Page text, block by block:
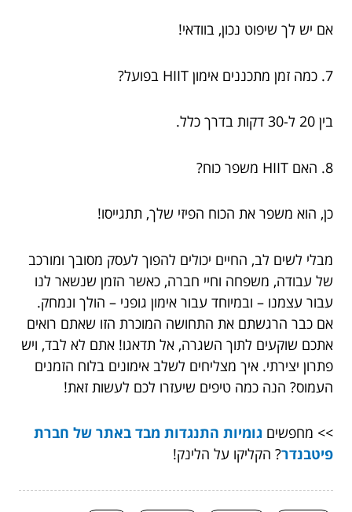
אם יש לך שיפוט נכון, בוודאי!
7. כמה זמן מתכננים אימון HIIT בפועל?
בין 20 ל-30 דקות בדרך כלל.
8. האם HIIT משפר כוח?
כן, הוא משפר את הכוח הפיזי שלך, תתגייסו!
מבלי לשים לב, החיים יכולים להפוך לעסק מסובך ומורכב
של עבודה, משפחה וחיי חברה, כאשר הזמן שנשאר לנו
עבור עצמנו – ובמיוחד עבור אימון גופני – הולך ונמחק.
אם כבר הרגשתם את התחושה המוכרת הזו שאתם רואים
אתכם שוקעים לתוך השגרה, אל תדאגו! אתם לא לבד, ויש
פתרון יצירתי. איך מצליחים לשלב אימונים בלוח הזמנים
העמוס? הנה כמה טיפים שיעזרו לכם לעשות זאת!
>> מחפשים גומיות התנגדות מבד באתר של חברת
פיטבנדר? הקליקו על הלינק!